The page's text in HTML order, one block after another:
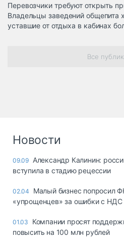
Склады и
грузовые
терминалы
Перевозчики требуют открыть
Владельцы заведений общепита
уставшие от отдыха в кабинах
Все
Новости
09.09 Александр Калинин:
вступила в стадию рецессии
02.04
Малый бизнес попросил
«упрощенцев» за ошибки с НДС
01.03
Компании просят
повысить на 100 млн рублей